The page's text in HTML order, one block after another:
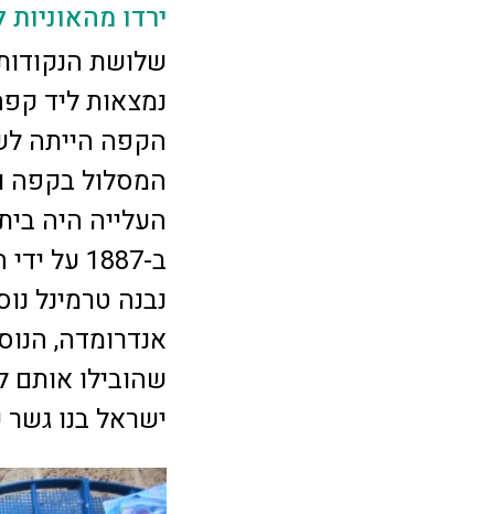
ירדו
שלושת
נמצאות ליד
הקפה הייתה
המסלול בקפה
העלייה היה
נבנה טרמינל
אנדרומדה,
ישראל בנו